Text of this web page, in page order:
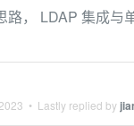
， LDAP 集成与
• Lastly replied by